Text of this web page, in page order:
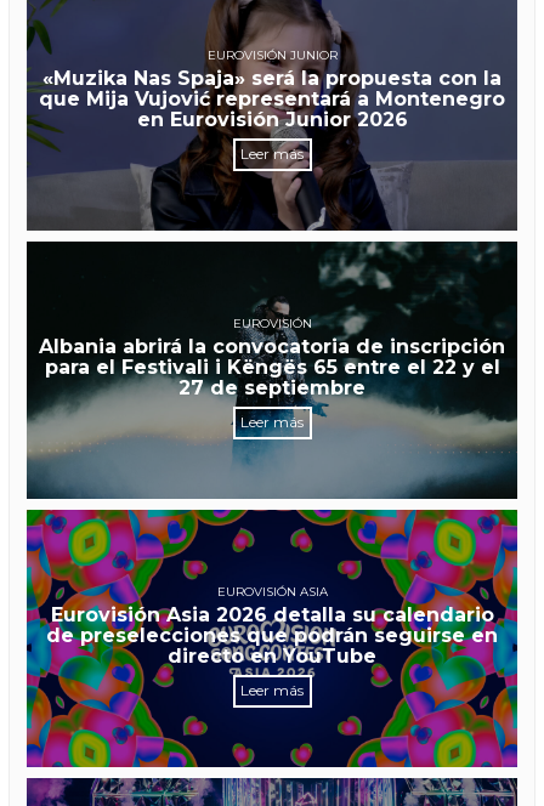
EUROVISIÓN JUNIOR
«Muzika Nas Spaja» será la propuesta con la
que Mija Vujović representará a Montenegro
en Eurovisión Junior 2026
Leer más
EUROVISIÓN
Albania abrirá la convocatoria de inscripción
para el Festivali i Këngës 65 entre el 22 y el
27 de septiembre
Leer más
EUROVISIÓN ASIA
Eurovisión Asia 2026 detalla su calendario
de preselecciones que podrán seguirse en
directo en YouTube
Leer más